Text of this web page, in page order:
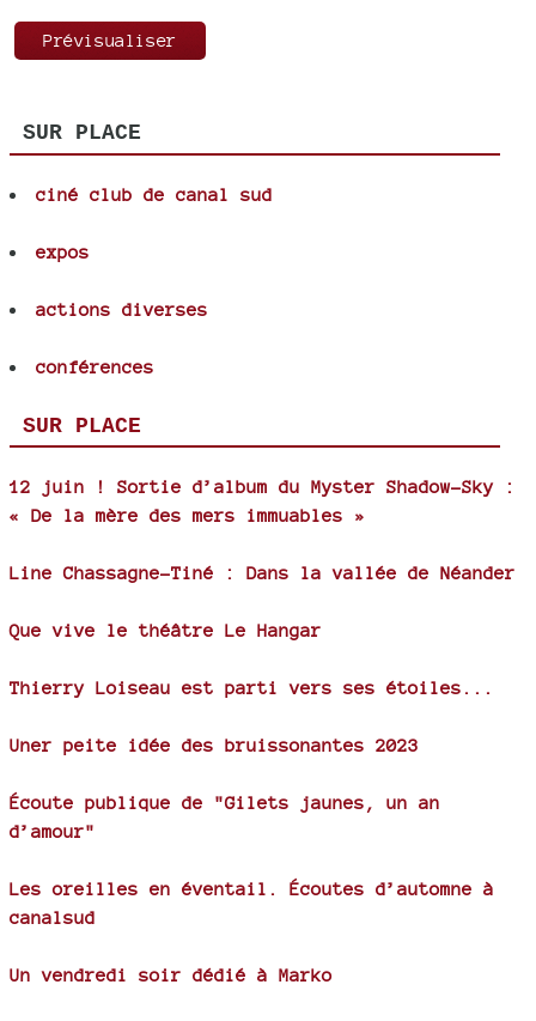
SUR PLACE
ciné club de canal sud
expos
actions diverses
conférences
SUR PLACE
12 juin ! Sortie d’album du Myster Shadow-Sky :
« De la mère des mers immuables »
Line Chassagne-Tiné : Dans la vallée de Néander
Que vive le théâtre Le Hangar
Thierry Loiseau est parti vers ses étoiles...
Uner peite idée des bruissonantes 2023
Écoute publique de "Gilets jaunes, un an
d’amour"
Les oreilles en éventail. Écoutes d’automne à
canalsud
Un vendredi soir dédié à Marko